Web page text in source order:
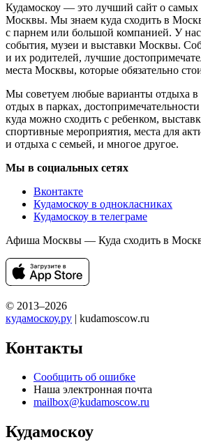
Кудамоскоу — это лучший сайт о самых
Москвы. Мы знаем куда сходить в
с парнем или большой компанией. У
события, музеи и выставки Москвы.
и их родителей, лучшие
места Москвы, которые обязательно
Мы советуем любые варианты отдыха
отдых в парках,
куда можно сходить с ребенком,
спортивные мероприятия, места для
и отдыха с семьей, и многое другое.
Мы в социальных сетях
Вконтакте
Кудамоскоу в однокласниках
Кудамоскоу в телеграме
Афиша Москвы — Куда сходить в
© 2013–2026
кудамоскоу.ру | kudamoscow.ru
Контакты
Сообщить об ошибке
Наша электронная почта
mailbox@kudamoscow.ru
Кудамоскоу